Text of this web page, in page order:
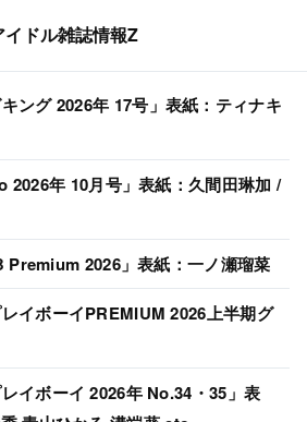
イドル雑誌情報Z
ング 2026年 17号」表紙：ティナキ
2026年 10月号」表紙：久間田琳加 /
Premium 2026」表紙：一ノ瀬瑠菜
レイボーイPREMIUM 2026上半期グ
レイボーイ 2026年 No.34・35」表